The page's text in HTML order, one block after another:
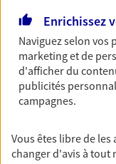
votre famille
vous ressemble.
Pour un avenir
contrat
garanties
invalidité ou de
Enrichissez
Naviguez selon vos
marketing et de
d'afficher du
publicités
campagnes.
Vous êtes libre de
changer d'avis à tout